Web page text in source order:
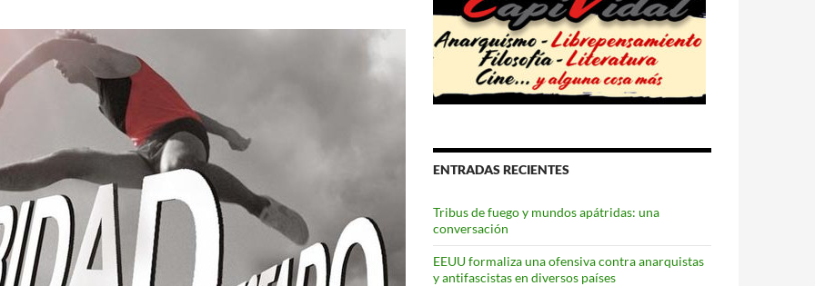
ENTRADAS RECIENTES
Tribus de fuego y mundos apátridas: una
conversación
EEUU formaliza una ofensiva contra anarquistas
y antifascistas en diversos países